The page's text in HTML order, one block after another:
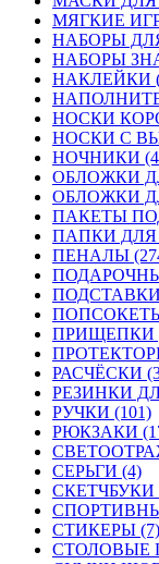
МЯГКИЕ
НАБОРЫ
НАБОРЫ
НАКЛЕЙКИ
НОСКИ
НОСКИ С
НОЧНИКИ
ОБЛОЖКИ
ОБЛОЖКИ
ПАКЕТЫ
ПАПКИ ДЛЯ
ПЕНАЛЫ
ПРИЩЕПКИ
РАСЧЁСКИ
РЕЗИНКИ
РУЧКИ (101)
РЮКЗАКИ
СЕРЬГИ (4)
СКЕТЧБУКИ
СТИКЕРЫ (7)
СТОЛОВЫЕ